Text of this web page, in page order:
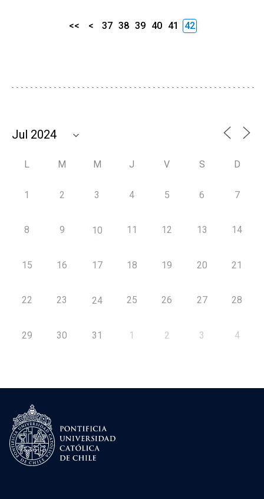
<< < 37 38 39 40 41 42
L M M J V S D
1 2 3 4 5 6 7
8 9 10 11 12 13 14
15 16 17 18 19 20 21
22 23 24 25 26 27 28
29 30 31 1 2 3 4